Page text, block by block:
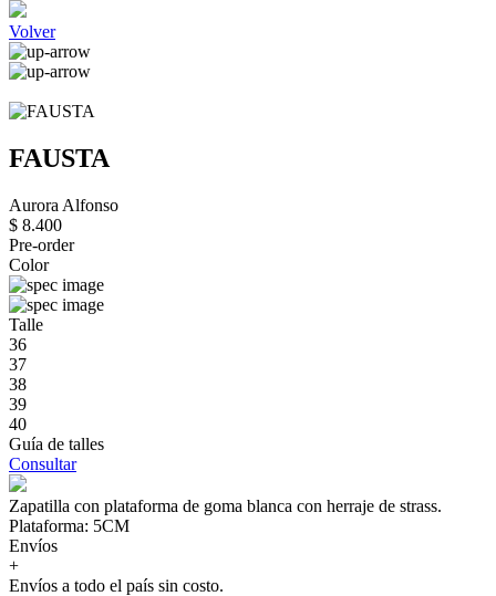
Volver
FAUSTA
Aurora Alfonso
$ 8.400
Pre-order
Color
Talle
36
37
38
39
40
Guía de talles
Consultar
Zapatilla con plataforma de goma blanca con herraje de strass.
Plataforma: 5CM
Envíos
+
Envíos a todo el país sin costo.